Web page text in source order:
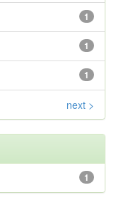
1
1
1
next >
1